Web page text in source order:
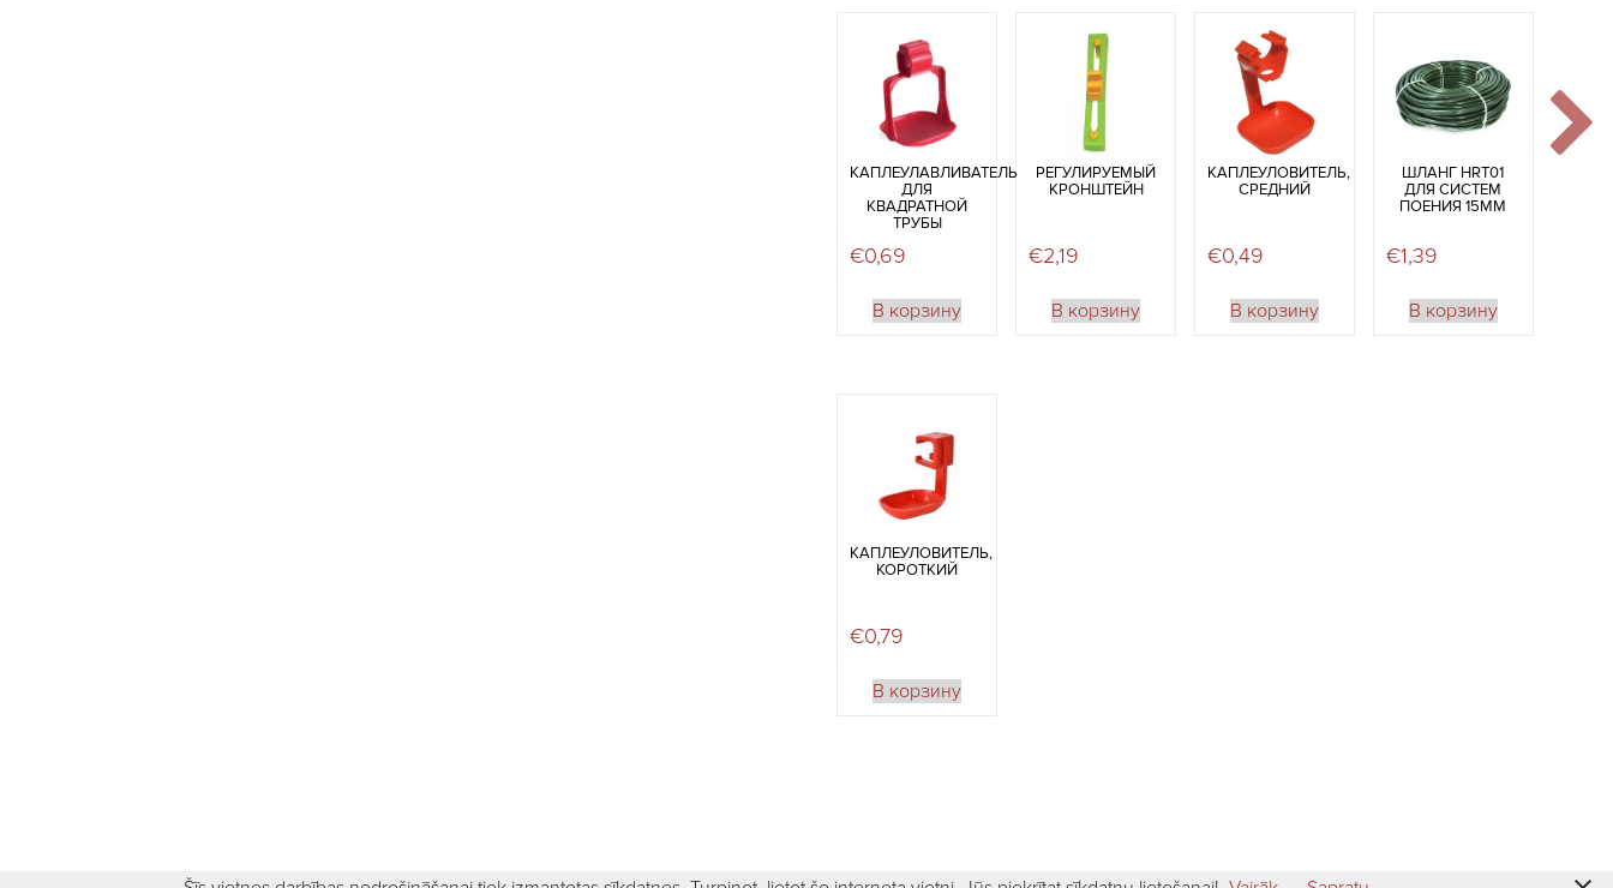
КАПЛЕУЛАВЛИВАТЕЛЬ
ДЛЯ
КВАДРАТНОЙ
ТРУБЫ
€0,69
В корзину
РЕГУЛИРУЕМЫЙ
КРОНШТЕЙН
€2,19
В корзину
КАПЛЕУЛОВИТЕЛЬ,
СРЕДНИЙ
€0,49
В корзину
ШЛАНГ HRT01
ДЛЯ СИСТЕМ
ПОЕНИЯ 15ММ
€1,39
В корзину
КАПЛЕУЛОВИТЕЛЬ,
КОРОТКИЙ
€0,79
В корзину